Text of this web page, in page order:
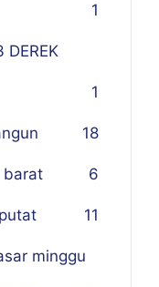
1
1
18
barat 6
11
minggu